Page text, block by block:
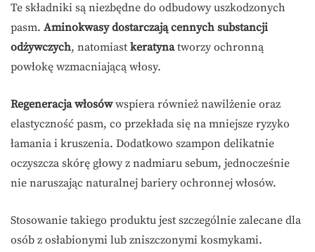
Te składniki są niezbędne do odbudowy uszkodzonych
pasm. Aminokwasy dostarczają cennych substancji
odżywczych, natomiast keratynatworzy ochronną
powłokę wzmacniającą włosy.
Regeneracja włosówwspiera również nawilżenie oraz
elastyczność pasm, co przekłada się na mniejsze ryzyko
łamania i kruszenia. Dodatkowo szampon delikatnie
oczyszcza skórę głowy z nadmiaru sebum, jednocześnie
nie naruszając naturalnej bariery ochronnej włosów.
Stosowanie takiego produktu jest szczególnie zalecane dla
osób z osłabionymi lub zniszczonymi kosmykami.